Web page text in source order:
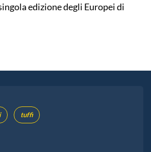
edizione degli Europei di
tuffi